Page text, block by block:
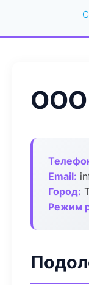
ООО
Email:
Город:
Режим